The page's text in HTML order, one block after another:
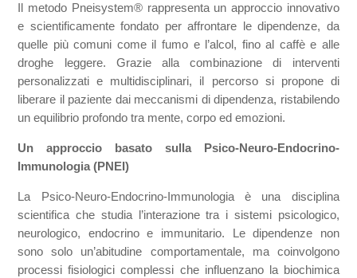
Il metodo Pneisystem® rappresenta un approccio innovativo
e scientificamente fondato per affrontare le dipendenze, da
quelle più comuni come il fumo e l’alcol, fino al caffè e alle
droghe leggere. Grazie alla combinazione di interventi
personalizzati e multidisciplinari, il percorso si propone di
liberare il paziente dai meccanismi di dipendenza, ristabilendo
un equilibrio profondo tra mente, corpo ed emozioni.
Un approccio basato sulla Psico-Neuro-Endocrino-
Immunologia (PNEI)
La Psico-Neuro-Endocrino-Immunologia è una disciplina
scientifica che studia l’interazione tra i sistemi psicologico,
neurologico, endocrino e immunitario. Le dipendenze non
sono solo un’abitudine comportamentale, ma coinvolgono
processi fisiologici complessi che influenzano la biochimica